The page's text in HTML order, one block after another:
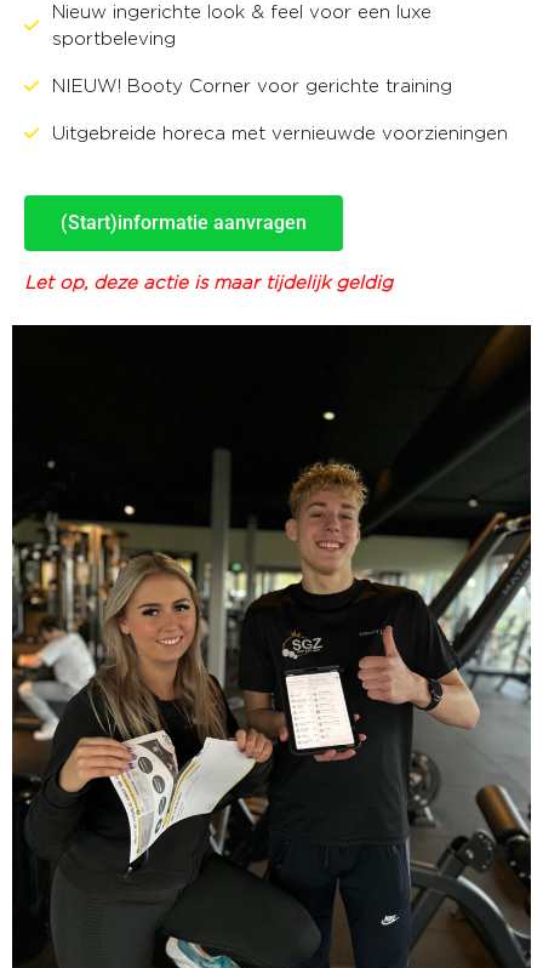
Nieuw ingerichte look & feel voor een luxe
sportbeleving
NIEUW! Booty Corner voor gerichte training
Uitgebreide horeca met vernieuwde voorzieningen
(Start)informatie aanvragen
Let op, deze actie is maar tijdelijk geldig